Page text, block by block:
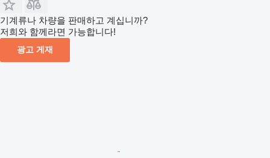
기계류나 차량을 판매하고 계십니까?
저희와 함께라면 가능합니다!
광고 게재